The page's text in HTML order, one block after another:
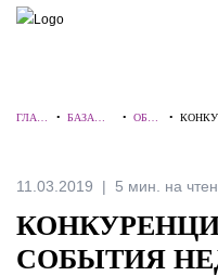
ПОИСК ПО САЙТУ
ГЛАВ
•БАЗА
•ОБЗО
•
11.03.2019 5 мин. на
СОБЫТИЯ